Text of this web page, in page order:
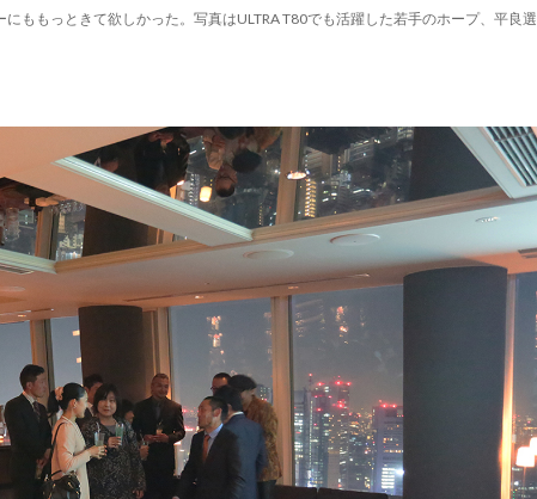
ももっときて欲しかった。写真はULTRA T80でも活躍した若手のホープ、平良選